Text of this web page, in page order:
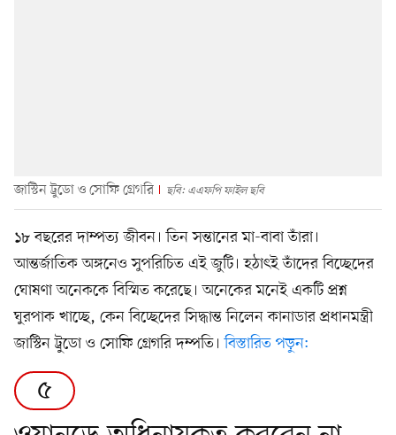
জাস্টিন ট্রুডো ও সোফি গ্রেগরি ছবি: এএফপি ফাইল ছবি
১৮ বছরের দাম্পত্য জীবন। তিন সন্তানের মা-বাবা তাঁরা।
আন্তর্জাতিক অঙ্গনেও সুপরিচিত এই জুটি। হঠাৎই তাঁদের বিচ্ছেদের
ঘোষণা অনেককে বিস্মিত করেছে। অনেকের মনেই একটি প্রশ্ন
ঘুরপাক খাচ্ছে, কেন বিচ্ছেদের সিদ্ধান্ত নিলেন কানাডার প্রধানমন্ত্রী
জাস্টিন ট্রুডো ও সোফি গ্রেগরি দম্পতি।বিস্তারিত পড়ুন:
৫